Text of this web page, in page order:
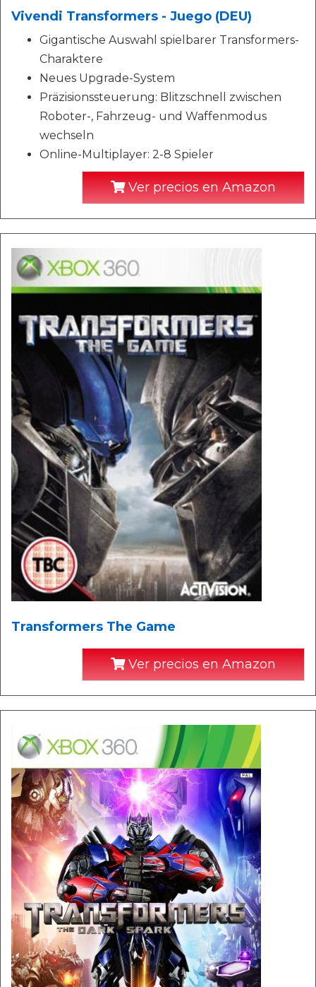
Vivendi Transformers - Juego (DEU)
Gigantische Auswahl spielbarer Transformers-
Charaktere
Neues Upgrade-System
Präzisionssteuerung: Blitzschnell zwischen
Roboter-, Fahrzeug- und Waffenmodus
wechseln
Online-Multiplayer: 2-8 Spieler
Ver precios en Amazon
Transformers The Game
Ver precios en Amazon